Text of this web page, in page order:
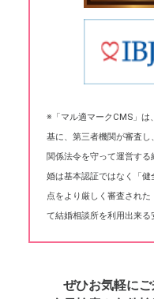
※「マル適マークCMS」は
基に、第三者機関が審査
関係法令を守って運営す
婚は基本認証ではなく「
点をより厳しく審査され
て結婚相談所を利用出来る
ぜひお気軽にご